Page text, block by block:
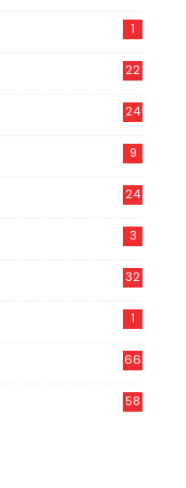
1
22
24
9
24
3
32
1
66
58